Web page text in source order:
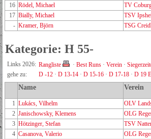
16 Rödel, Michael
TV
17 Bially, Michael
TSV
- Kramer, Björn TSG
Kategorie: H 55-
Links 2026: Rangliste · Best Runs · Verein ·
gehe zu:
D -12 · D 13-14 · D 15-16 · D 17-18 · D 19 E
Name Verein
1 Lukács, Vilhelm
OLV
2 Janischowsky, Klemens
OLG
3 Hötzinger, Stefan
TSV
4 Casanova, Valerio
OLG